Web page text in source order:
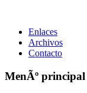
Enlaces
Archivos
Contacto
MenÃº principal